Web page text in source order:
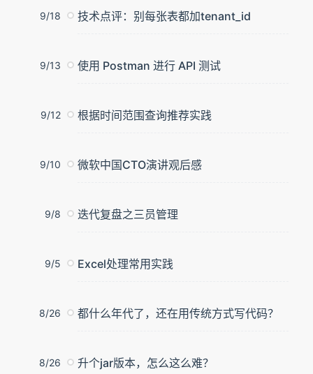
9/18 技术点评：别每张表都加tenant_id
9/13 使用 Postman 进行 API 测试
9/12 根据时间范围查询推荐实践
9/10 微软中国CTO演讲观后感
9/8 迭代复盘之三员管理
9/5 Excel处理常用实践
8/26 都什么年代了，还在用传统方式写代码？
8/26 升个jar版本，怎么这么难？